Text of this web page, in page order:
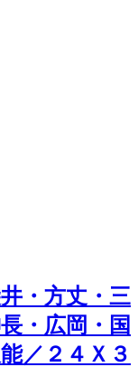
・方丈・三
・広岡・国
／２４Ｘ３